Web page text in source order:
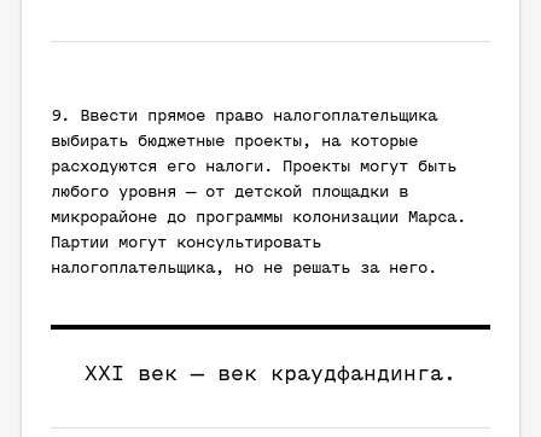
9. Ввести прямое право налогоплательщика
выбирать бюджетные проекты, на которые
расходуются его налоги. Проекты могут быть
любого уровня — от детской площадки в
микрорайоне до программы колонизации Марса.
Партии могут консультировать
налогоплательщика, но не решать за него.
XXI век — век краудфандинга.